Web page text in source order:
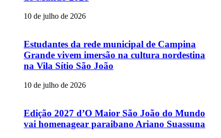
10 de julho de 2026
Estudantes da rede municipal de Campina
Grande vivem imersão na cultura nordestina
na Vila Sítio São João
10 de julho de 2026
Edição 2027 d’O Maior São João do Mundo
vai homenagear paraibano Ariano Suassuna